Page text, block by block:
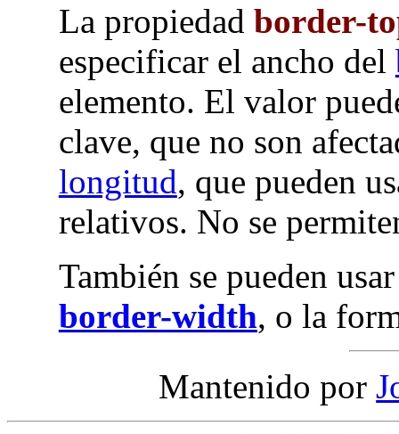
La propiedad border-
especificar el ancho del
elemento. El valor
clave, que no son
longitud, que pueden
relativos. No se
También se pueden
border-width, o la
Mantenido por